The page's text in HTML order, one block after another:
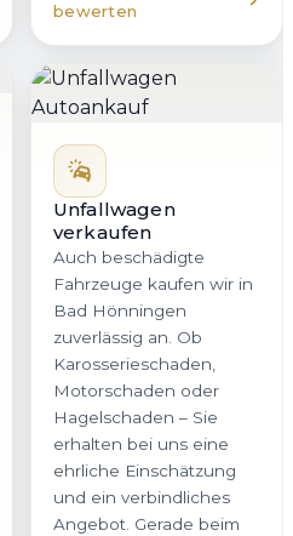
bewerten
Unfallwagen
verkaufen
Auch beschädigte
Fahrzeuge kaufen wir in
Bad Hönningen
zuverlässig an. Ob
Karosserieschaden,
Motorschaden oder
Hagelschaden – Sie
erhalten bei uns eine
ehrliche Einschätzung
und ein verbindliches
Angebot. Gerade beim